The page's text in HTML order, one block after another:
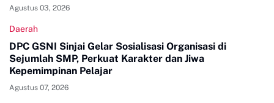
Agustus 03, 2026
Daerah
DPC GSNI Sinjai Gelar Sosialisasi Organisasi di
Sejumlah SMP, Perkuat Karakter dan Jiwa
Kepemimpinan Pelajar
Agustus 07, 2026